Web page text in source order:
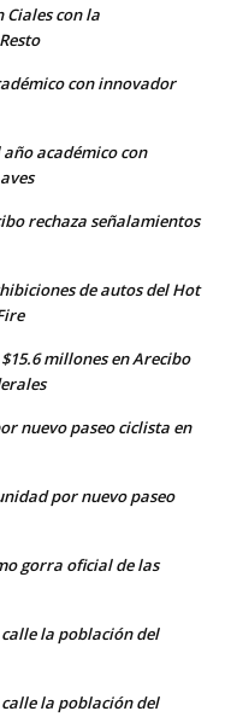
Ciales con la
con innovador
académico con
rechaza señalamientos
de autos del Hot
millones en Arecibo
nuevo paseo ciclista en
por nuevo paseo
gorra oficial de las
la población del
la población del